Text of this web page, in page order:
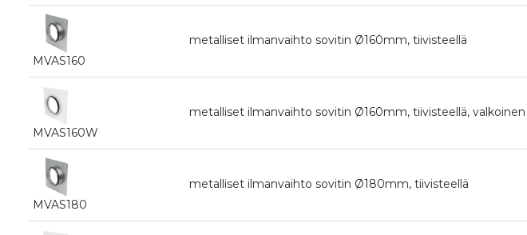
MVAS160
metalliset ilmanvaihto sovitin Ø160mm, tiivisteellä
MVAS160W
metalliset ilmanvaihto sovitin Ø160mm, tiivisteellä, valkoinen
MVAS180
metalliset ilmanvaihto sovitin Ø180mm, tiivisteellä